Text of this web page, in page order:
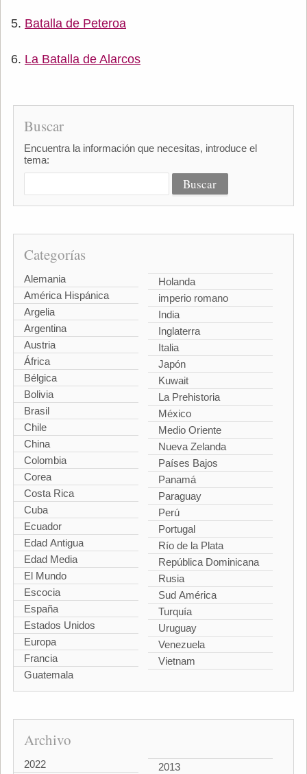
Batalla de Peteroa
La Batalla de Alarcos
Buscar
Encuentra la información que necesitas, introduce el
tema:
Categorías
Alemania
América Hispánica
Argelia
Argentina
Austria
África
Bélgica
Bolivia
Brasil
Chile
China
Colombia
Corea
Costa Rica
Cuba
Ecuador
Edad Antigua
Edad Media
El Mundo
Escocia
España
Estados Unidos
Europa
Francia
Guatemala
Holanda
imperio romano
India
Inglaterra
Italia
Japón
Kuwait
La Prehistoria
México
Medio Oriente
Nueva Zelanda
Países Bajos
Panamá
Paraguay
Perú
Portugal
Río de la Plata
República Dominicana
Rusia
Sud América
Turquía
Uruguay
Venezuela
Vietnam
Archivo
2022 2013